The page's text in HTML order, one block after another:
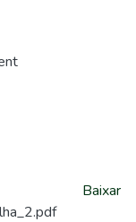
Baixar